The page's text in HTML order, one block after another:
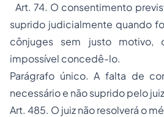
Art. 74. O consentimento
suprido judicialmente quando
cônjuges sem justo motivo,
impossível concedê-lo.
Parágrafo único. A falta de
necessário e não suprido pelo
Art. 485. O juiz não resolverá o